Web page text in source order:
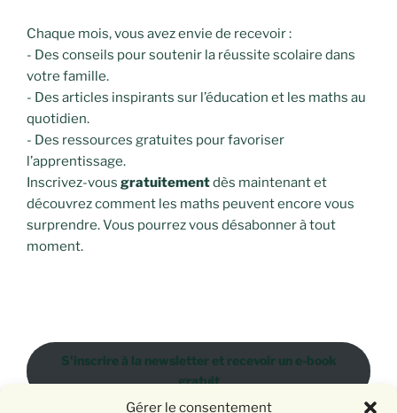
Gérer le consentement
Chaque mois, vous avez envie de recevoir :
- Des conseils pour soutenir la réussite scolaire dans
votre famille.
- Des articles inspirants sur l’éducation et les maths au
quotidien.
- Des ressources gratuites pour favoriser
l’apprentissage.
Inscrivez-vous gratuitementdès maintenant et
découvrez comment les maths peuvent encore vous
surprendre. Vous pourrez vous désabonner à tout
moment.
S'inscrire à la newsletter et recevoir un e-book
gratuit